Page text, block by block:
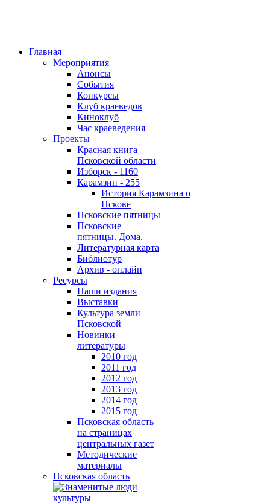
Главная
Мероприятия
Анонсы
События
Конкурсы
Клуб краеведов
Киноклуб
Час краеведения
Проекты
Красная книга
Псковской области
Изборск - 1160
Карамзин - 255
История Карамзина о
Пскове
Псковские пятницы
Псковские
пятницы. Дома.
Литературная карта
Библиотур
Архив - онлайн
Ресурсы
Наши издания
Выставки
Культура земли
Псковской
Новинки
литературы
2010 год
2011 год
2012 год
2013 год
2014 год
2015 год
Псковская область
на страницах
центральных газет
Методические
материалы
Псковская область